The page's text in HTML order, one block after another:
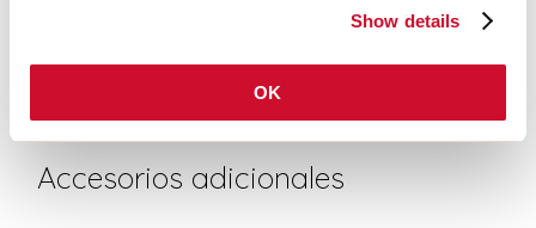
Show details
OK
Accesorios adicionales